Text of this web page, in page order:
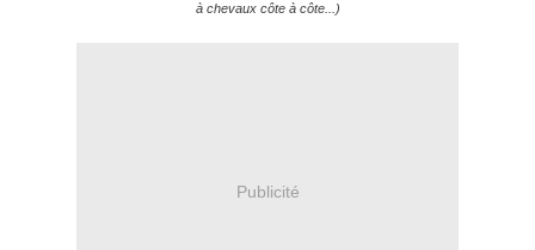
à chevaux côte à côte...)
Publicité